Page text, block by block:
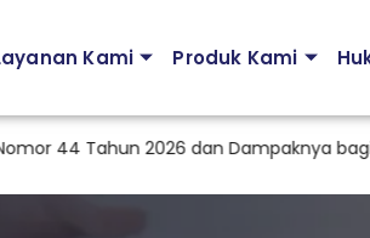
Kami Produk Kami
Tahun 2026 dan Dampaknya bagi Wajib